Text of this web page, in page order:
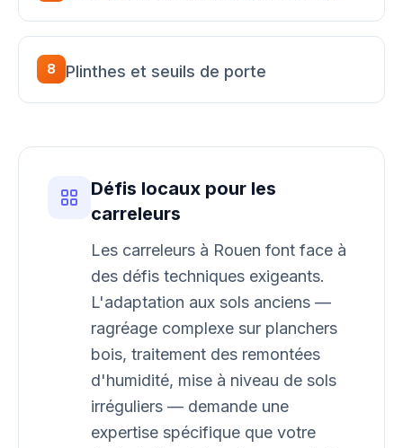
8 Plinthes et seuils de porte
Défis locaux pour les
carreleurs
Les carreleurs à Rouen font face à
des défis techniques exigeants.
L'adaptation aux sols anciens —
ragréage complexe sur planchers
bois, traitement des remontées
d'humidité, mise à niveau de sols
irréguliers — demande une
expertise spécifique que votre